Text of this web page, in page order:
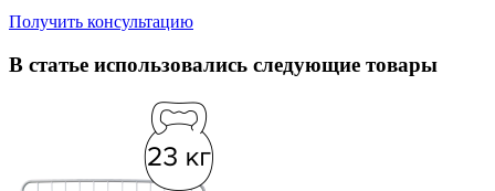
Получить консультацию
В статье использовались следующие товары